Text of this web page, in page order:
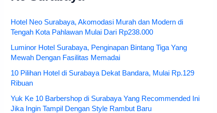
Hotel Neo Surabaya, Akomodasi Murah dan Modern di
Tengah Kota Pahlawan Mulai Dari Rp238.000
Luminor Hotel Surabaya, Penginapan Bintang Tiga Yang
Mewah Dengan Fasilitas Memadai
10 Pilihan Hotel di Surabaya Dekat Bandara, Mulai Rp.129
Ribuan
Yuk Ke 10 Barbershop di Surabaya Yang Recommended Ini
Jika Ingin Tampil Dengan Style Rambut Baru